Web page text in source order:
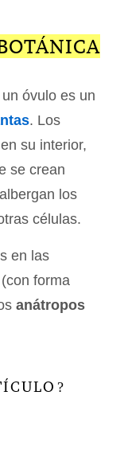
un óvulo es un
. Los
su interior,
se crean
los
células.
en las
(con forma
anátropos
?